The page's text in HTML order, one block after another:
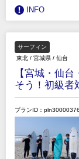
INFO
サーフィン
東北 / 宮城県 / 仙台
【宮城・仙
そう！初級者
プランID：